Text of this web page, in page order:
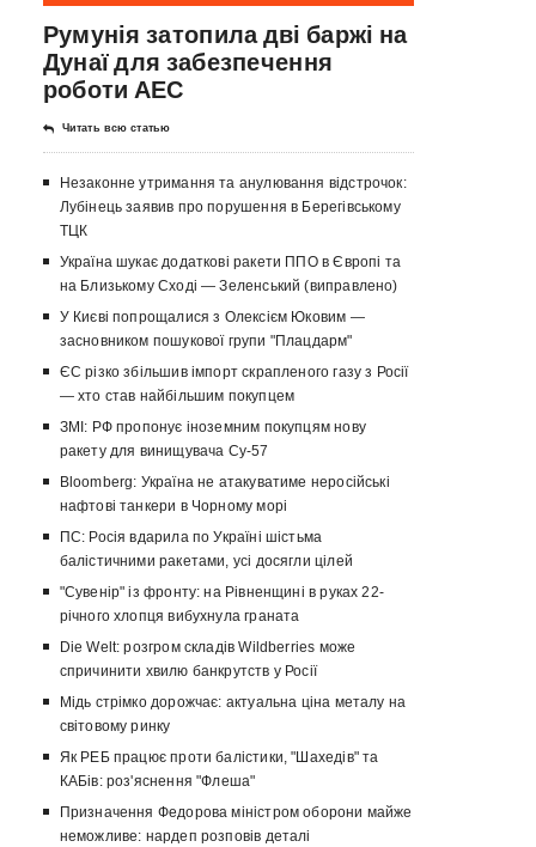
Румунія затопила дві баржі на
Дунаї для забезпечення
роботи АЕС
Читать всю статью
Незаконне утримання та анулювання відстрочок:
Лубінець заявив про порушення в Берегівському
ТЦК
Україна шукає додаткові ракети ППО в Європі та
на Близькому Сході — Зеленський (виправлено)
У Києві попрощалися з Олексієм Юковим —
засновником пошукової групи "Плацдарм"
ЄС різко збільшив імпорт скрапленого газу з Росії
— хто став найбільшим покупцем
ЗМІ: РФ пропонує іноземним покупцям нову
ракету для винищувача Су-57
Bloomberg: Україна не атакуватиме неросійські
нафтові танкери в Чорному морі
ПС: Росія вдарила по Україні шістьма
балістичними ракетами, усі досягли цілей
"Сувенір" із фронту: на Рівненщині в руках 22-
річного хлопця вибухнула граната
Die Welt: розгром складів Wildberries може
спричинити хвилю банкрутств у Росії
Мідь стрімко дорожчає: актуальна ціна металу на
світовому ринку
Як РЕБ працює проти балістики, "Шахедів" та
КАБів: роз'яснення "Флеша"
Призначення Федорова міністром оборони майже
неможливе: нардеп розповів деталі